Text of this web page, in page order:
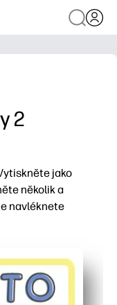
2
jako
několik a
navléknete